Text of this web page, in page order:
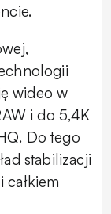
wideo w
i do 5,4K
Do tego
stabilizacji